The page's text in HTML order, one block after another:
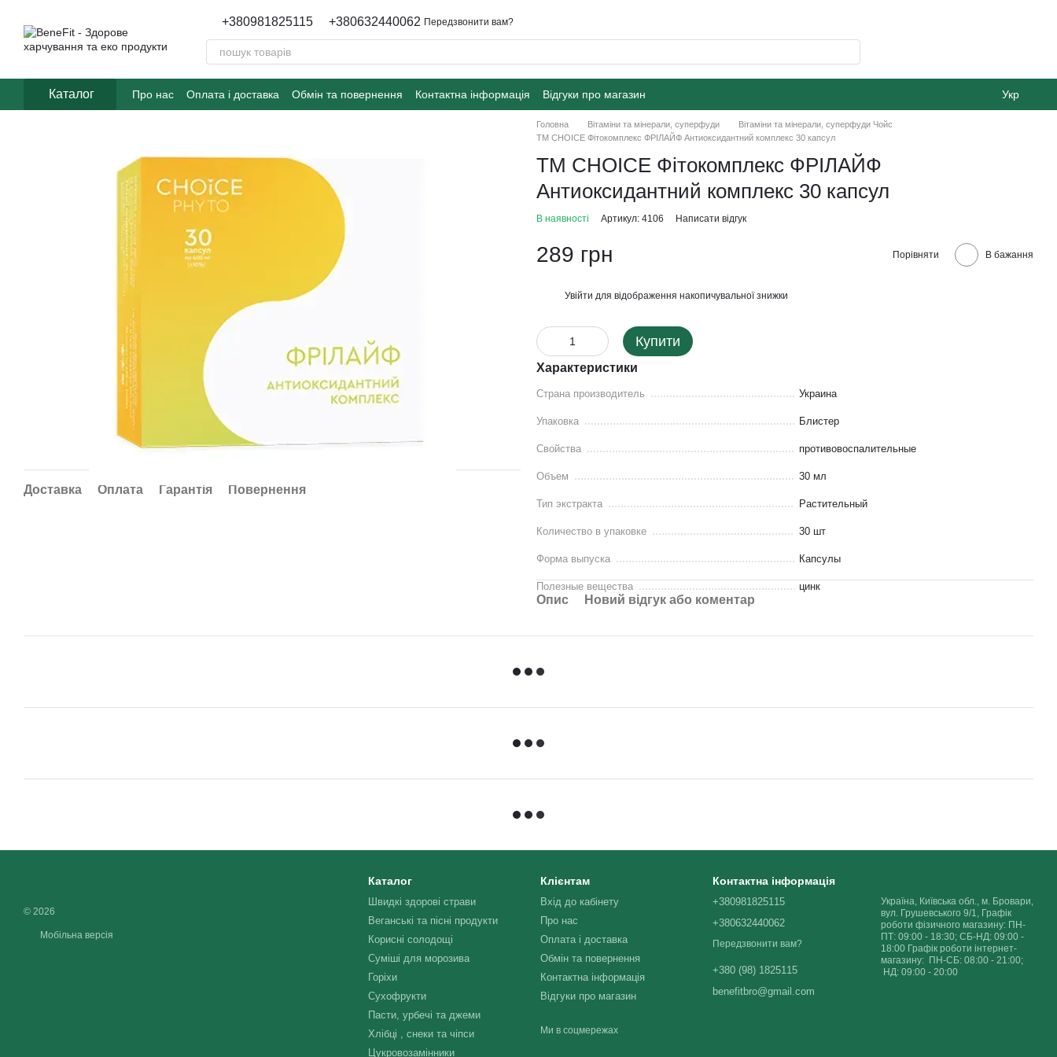
+380981825115 +380632440062 Передзвонити вам?
Каталог Про нас Оплата і доставка Обмін та повернення Контактна інформація Відгуки про магазин Укр
Доставка Оплата Гарантія Повернення
Головна Вітаміни та мінерали, суперфуди
Вітаміни та мінерали, суперфуди Чойс
ТМ CHOICE Фітокомплекс ФРІЛАЙФ Антиоксидантний комплекс 30 капсул
ТМ CHOICE Фітокомплекс ФРІЛАЙФ
Антиоксидантний комплекс 30 капсул
В наявності Артикул: 4106 Написати відгук
289 грн Порівняти В бажання
Увійти для відображення накопичувальної знижки
Купити
Характеристики
Страна производитель Украина
Упаковка Блистер
Свойства противовоспалительные
Объем 30 мл
Тип экстракта Растительный
Количество в упаковке 30 шт
Форма выпуска Капсулы
Полезные вещества цинк
Опис Новий відгук або коментар
© 2026
Мобільна версія
Каталог
Швидкі здорові страви
Веганські та пісні продукти
Корисні солодощі
Суміші для морозива
Горіхи
Сухофрукти
Пасти, урбечі та джеми
Хлібці , снеки та чіпси
Цукровозамінники
Клієнтам
Вхід до кабінету
Про нас
Оплата і доставка
Обмін та повернення
Контактна інформація
Відгуки про магазин
Ми в соцмережах
Контактна інформація
+380981825115
+380632440062
Передзвонити вам?
+380 (98) 1825115
benefitbro@gmail.com
Україна, Київська обл., м. Бровари,
вул. Грушевського 9/1, Графік
роботи фізичного магазину: ПН-
ПТ: 09:00 - 18:30; СБ-НД: 09:00 -
18:00 Графік роботи інтернет-
магазину: ПН-СБ: 08:00 - 21:00;
НД: 09:00 - 20:00